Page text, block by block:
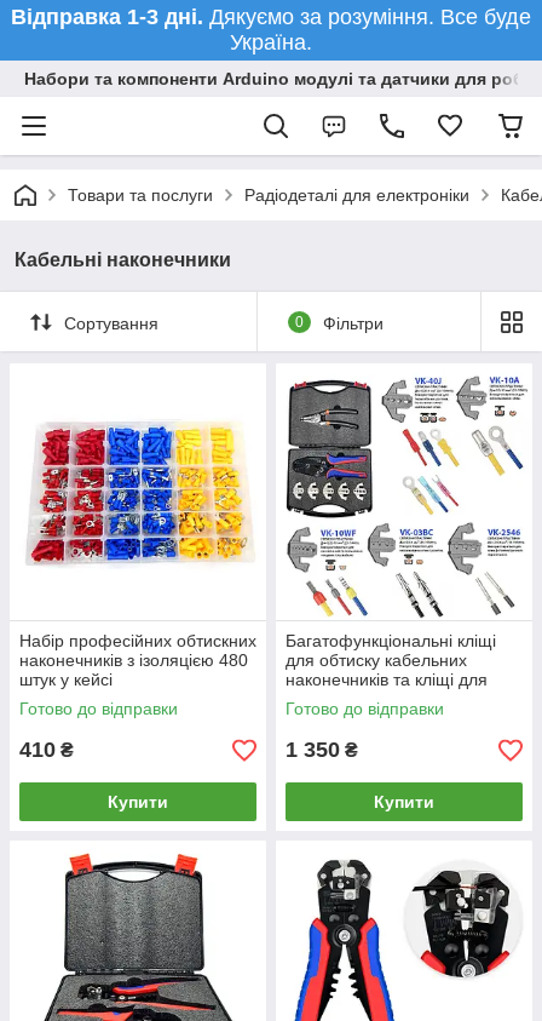
Відправка 1-3 дні. Дякуємо за розуміння. Все буде
Україна.
Набори та компоненти Arduino модулі та датчики для
Товари та послуги Радіодеталі для електроніки
Кабельні наконечники
Сортування 0 Фільтри
Набір професійних обтискних
наконечників з ізоляцією 480
штук у кейсі
Готово до відправки
410 ₴
Купити
Багатофункціональні кліщі
для обтиску кабельних
наконечників та кліщі для
очищення проводів. Набір 2 в
1 у футлярі.
Готово до відправки
1 350 ₴
Купити